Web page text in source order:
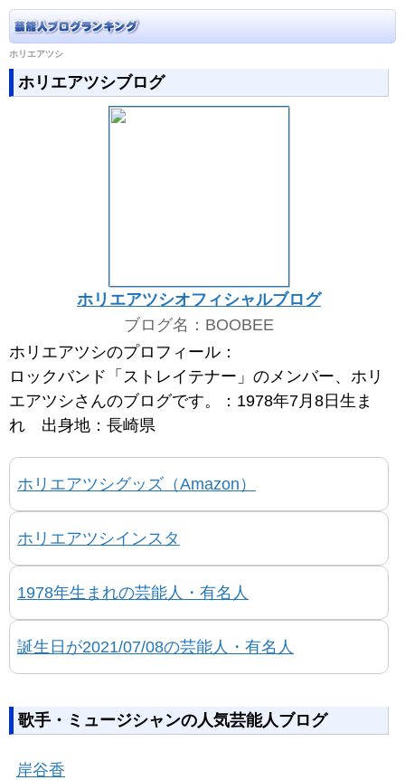
ホリエアツシ
ホリエアツシブログ
ホリエアツシオフィシャルブログ
ブログ名：BOOBEE
ホリエアツシのプロフィール：
ロックバンド「ストレイテナー」のメンバー、ホリ
エアツシさんのブログです。：1978年7月8日生ま
れ 出身地：長崎県
ホリエアツシグッズ（Amazon）
ホリエアツシインスタ
1978年生まれの芸能人・有名人
誕生日が2021/07/08の芸能人・有名人
歌手・ミュージシャンの人気芸能人ブログ
岸谷香